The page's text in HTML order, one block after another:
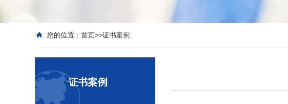
您的位置： 首页>>证书案例
证书案例